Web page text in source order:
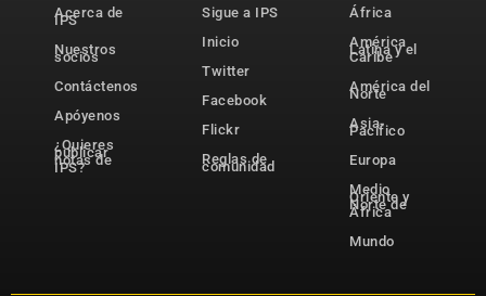
Acerca de
IPS
Nuestros
socios
Contáctenos
Apóyenos
¿Quieres
publicar
notas de
IPS?
Sigue a IPS
Inicio
Twitter
Facebook
Flickr
Reglas de
comunidad
África
América
Latina y el
Caribe
América del
Norte
Asia-
Pacífico
Europa
Medio
Oriente y
Norte de
África
Mundo